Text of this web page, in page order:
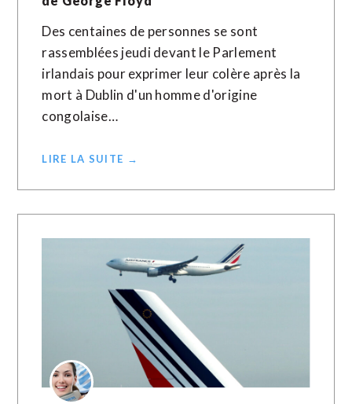
Des centaines de personnes se sont
rassemblées jeudi devant le Parlement
irlandais pour exprimer leur colère après la
mort à Dublin d'un homme d'origine
congolaise…
LIRE LA SUITE →